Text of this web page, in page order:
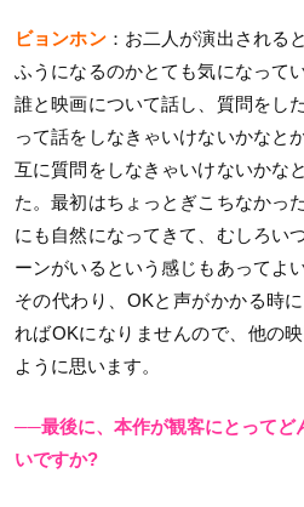
ビョンホン：お二人が演出される
ふうになるのかとても気になって
誰と映画について話し、質問をし
って話をしなきゃいけないかなと
互に質問をしなきゃいけないかな
た。最初はちょっとぎこちなかっ
にも自然になってきて、むしろい
ーンがいるという感じもあってよ
その代わり、OKと声がかかる時
ればOKになりませんので、他の
ように思います。
──最後に、本作が観客にとってど
いですか?